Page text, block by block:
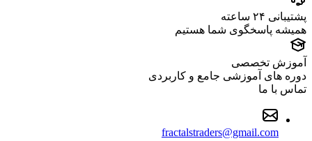
پشتیبانی ۲۴ ساعته
همیشه پاسخگوی شما هستیم
آموزش تخصصی
دوره های آموزشی جامع و کاربردی
تماس با ما
fractalstraders@gmail.com